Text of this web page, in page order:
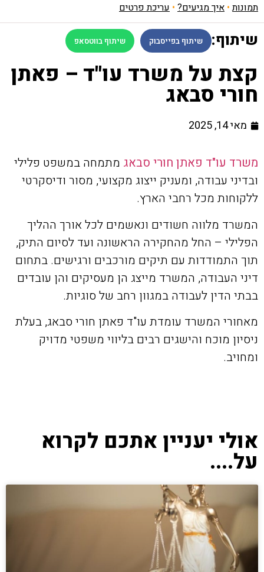
תמונות• איך מגיעים? • עריכת פרטים
שיתוף: שיתוף בפייסבוק שיתוף בווטסאפ
קצת על משרד עו"ד – פאתן
חורי סבאג
מאי 14, 2025
משרד עו"ד פאתן חורי סבאג מתמחה במשפט פלילי
ובדיני עבודה, ומעניק ייצוג מקצועי, מסור ודיסקרטי
ללקוחות מכל רחבי הארץ.
המשרד מלווה חשודים ונאשמים לכל אורך ההליך
הפלילי – החל מהחקירה הראשונה ועד לסיום התיק,
תוך התמודדות עם תיקים מורכבים ורגישים. בתחום
דיני העבודה, המשרד מייצג הן מעסיקים והן עובדים
בבתי הדין לעבודה במגוון רחב של סוגיות.
מאחורי המשרד עומדת עו"ד פאתן חורי סבאג, בעלת
ניסיון מוכח והישגים רבים בליווי משפטי מדויק
ומחויב.
אולי יעניין אתכם לקרוא
על....